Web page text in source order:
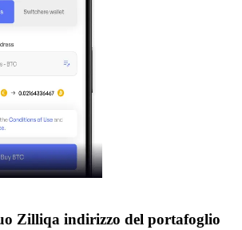
Zilliqa indirizzo del portafoglio